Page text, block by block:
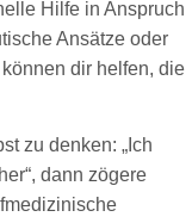
Hilfe in Anspruch
Ansätze oder
dir helfen, die
zu denken: „Ich
dann zögere